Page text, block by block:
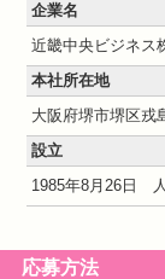
企業名
近畿中央ビジネス
本社所在地
大阪府堺市堺区
設立
1985年8月26日
応募方法